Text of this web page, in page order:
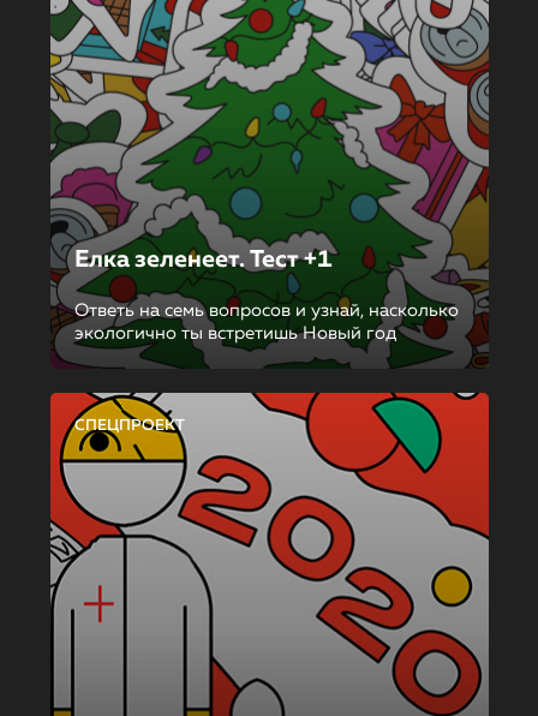
Елка зеленеет. Тест +1
Ответь на семь вопросов и узнай, насколько
экологично ты встретишь Новый год
СПЕЦПРОЕКТ